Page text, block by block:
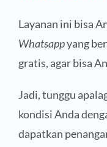
Layanan ini bisa
Whatsappyang
gratis, agar bisa
Jadi, tunggu
kondisi Anda
dapatkan